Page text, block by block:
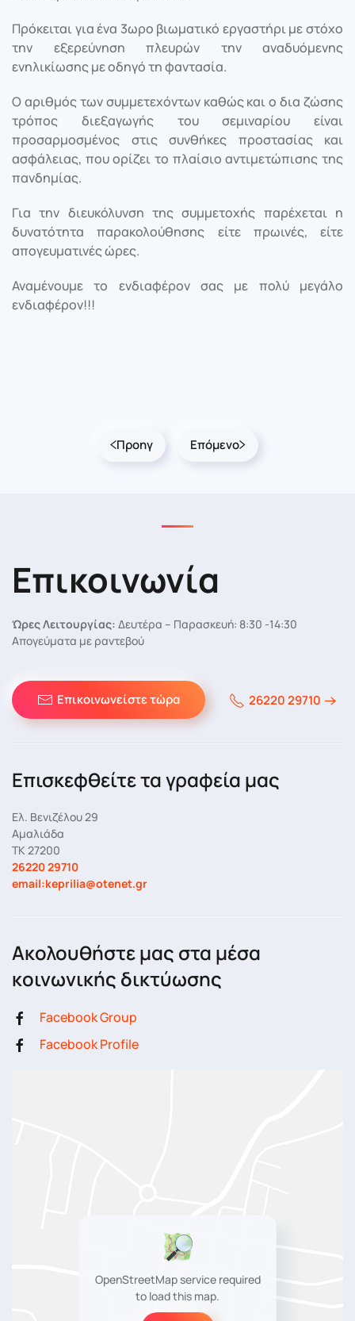
Πρόκειται για ένα 3ωρο βιωματικό εργαστήρι με στόχο
την εξερεύνηση πλευρών την αναδυόμενης
ενηλικίωσης με οδηγό τη φαντασία.
Ο αριθμός των συμμετεχόντων καθώς και ο δια ζώσης
τρόπος διεξαγωγής του σεμιναρίου είναι
προσαρμοσμένος στις συνθήκες προστασίας και
ασφάλειας, που ορίζει το πλαίσιο αντιμετώπισης της
πανδημίας.
Για την διευκόλυνση της συμμετοχής παρέχεται η
δυνατότητα παρακολούθησης είτε πρωινές, είτε
απογευματινές ώρες.
Αναμένουμε το ενδιαφέρον σας με πολύ μεγάλο
ενδιαφέρον!!!
Προηγ Επόμενο
Επικοινωνία
Ώρες Λειτουργίας: Δευτέρα – Παρασκευή: 8:30 -14:30
Απογεύματα με ραντεβού
Επικοινωνείστε τώρα 26220 29710
Επισκεφθείτε τα γραφεία μας
Ελ. Βενιζέλου 29
Αμαλιάδα
ΤΚ 27200
26220 29710
email:keprilia@otenet.gr
Ακολουθήστε μας στα μέσα
κοινωνικής δικτύωσης
Facebook Group
Facebook Profile
OpenStreetMap service required
to load this map.